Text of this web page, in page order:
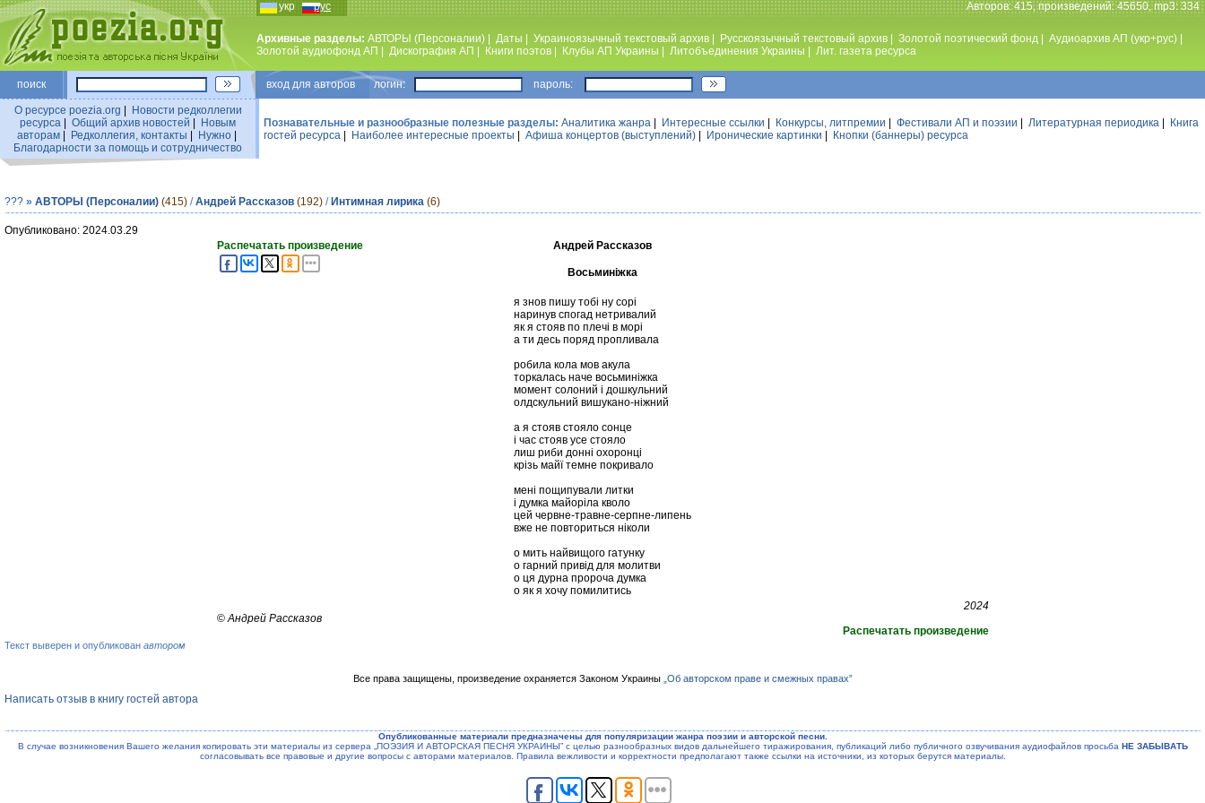
укр рус Авторов: 415, произведений: 45650, mp3: 334
Архивные разделы: АВТОРЫ (Персоналии) Даты Украиноязычный текстовый архив Русскоязычный текстовый архив Золотой поэтический фонд Аудиоархив АП (укр+рус)
Золотой аудиофонд АП
Дискография АП Книги поэтов Клубы АП Украины Литобъединения Украины Лит. газета ресурса
поиск вход для авторов логин: пароль:
О ресурсе poezia.org
Новости редколлегии
ресурса
Общий архив новостей
Новым
авторам| Редколлегия, контакты Нужно|
Благодарности за помощь и сотрудничество
Познавательные и разнообразные полезные разделы: Аналитика жанра Интересные ссылки Конкурсы, литпремии Фестивали АП и поэзии Литературная периодика
Книга
гостей ресурса
Наиболее интересные проекты Афиша концертов (выступлений) Иронические картинки Кнопки (баннеры) ресурса
??? » АВТОРЫ (Персоналии) (415) /Андрей Рассказов (192) / Интимная лирика (6)
Опубликовано: 2024.03.29
Распечатать произведение
Андрей Рассказов
Восьминіжка
я знов пишу тобі ну сорі
наринув спогад нетривалий
як я стояв по плечі в морі
а ти десь поряд пропливала
робила кола мов акула
торкалась наче восьминіжка
момент солоний і дошкульний
олдскульний вишукано-ніжний
а я стояв стояло сонце
і час стояв усе стояло
лиш риби донні охоронці
крізь майї темне покривало
мені пощипували литки
і думка майоріла кволо
цей червне-травне-серпне-липень
вже не повториться ніколи
о мить найвищого гатунку
о гарний привід для молитви
о ця дурна пророча думка
о як я хочу помилитись
2024
©Андрей Рассказов
Распечатать произведение
Текст выверен и опубликован автором
Все права защищены, произведение охраняется Законом Украины „Об авторском праве и смежных правах”
Написать отзыв в книгу гостей автора
Опубликованные материали предназначены для популяризации жанра поэзии и авторской песни.
В случае возникновения Вашего желания копировать эти материалы из сервера „ПОЭЗИЯ И АВТОРСКАЯ ПЕСНЯ УКРАИНЫ” с целью разнообразных видов дальнейшего тиражирования, публикаций либо публичного озвучивания аудиофайлов просьба НЕ ЗАБЫВАТЬ
согласовывать все правовые и другие вопросы с авторами материалов. Правила вежливости и корректности предполагают также ссылки на источники, из которых берутся материалы.